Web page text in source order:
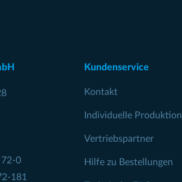
72-0
181
Kundenservice
Kontakt
Individuelle Produktion
Vertriebspartner
Hilfe zu Bestellungen